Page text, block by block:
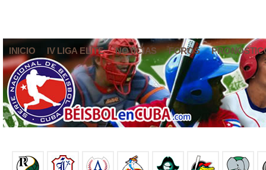
INICIO IV LIGA ELITE NOTICIAS FOROS